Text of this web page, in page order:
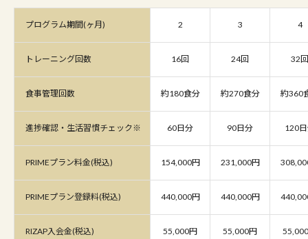
プログラム期間(ヶ月) 2 3 4
トレーニング回数 16回 24回 32回
食事管理回数 約180食分 約270食分 約360
進捗確認・生活習慣チェック※ 60日分 90日分 120
PRIMEプラン料金(税込) 154,000円 231,000円
PRIMEプラン登録料(税込) 440,000円 440,000円
RIZAP入会金(税込) 55,000円 55,000円